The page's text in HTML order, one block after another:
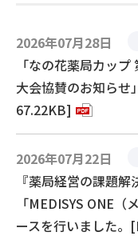
2026年07月28日
「なの花薬局カッ
大会協賛のお知らせ
67.22KB]
2026年07月22日
『薬局経営の課題
「MEDISYS ONE
ースを行いました